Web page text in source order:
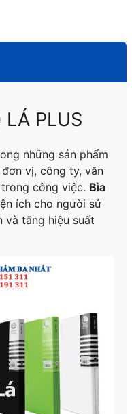
PLUS
những sản phẩm
vị, công ty, văn
công việc. Bìa
ích cho người sử
và tăng hiệu suất